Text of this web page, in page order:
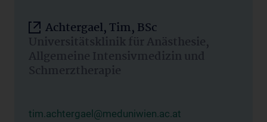
Achtergael, Tim, BSc
Universitätsklinik für Anästhesie,
Allgemeine Intensivmedizin und
Schmerztherapie
tim.achtergael@meduniwien.ac.at